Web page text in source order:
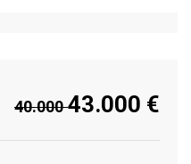
40.00043.000 €